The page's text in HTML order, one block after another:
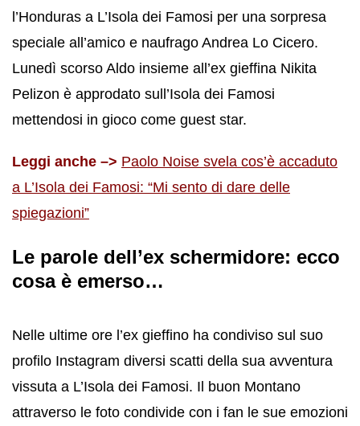
l’Honduras a L’Isola dei Famosi per una sorpresa
speciale all’amico e naufrago Andrea Lo Cicero.
Lunedì scorso Aldo insieme all’ex gieffina Nikita
Pelizon è approdato sull’Isola dei Famosi
mettendosi in gioco come guest star.
Leggi anche –> Paolo Noise svela cos’è accaduto
a L’Isola dei Famosi: “Mi sento di dare delle
spiegazioni”
Le parole dell’ex schermidore: ecco
cosa è emerso…
Nelle ultime ore l’ex gieffino ha condiviso sul suo
profilo Instagram diversi scatti della sua avventura
vissuta a L’Isola dei Famosi. Il buon Montano
attraverso le foto condivide con i fan le sue emozioni